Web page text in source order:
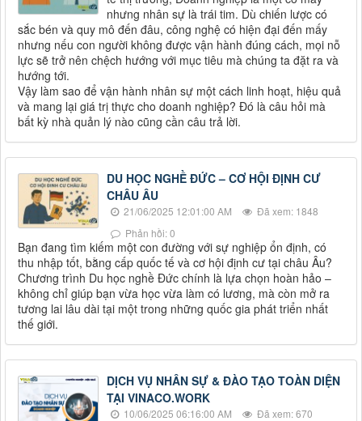
nhưng nhân sự là trái tim. Dù chiến lược có
sắc bén và quy mô đến đâu, công nghệ có hiện đại đến mấy
nhưng nếu con người không được vận hành đúng cách, mọi nỗ
lực sẽ trở nên chệch hướng với mục tiêu mà chúng ta đặt ra và
hướng tới.
Vậy làm sao để vận hành nhân sự một cách linh hoạt, hiệu quả
và mang lại giá trị thực cho doanh nghiệp? Đó là câu hỏi mà
bất kỳ nhà quản lý nào cũng cần câu trả lời.
DU HỌC NGHỀ ĐỨC – CƠ HỘI ĐỊNH CƯ
CHÂU ÂU
21/06/2025 12:01:00 AM
Đã xem: 1848
Phản hồi: 0
Bạn đang tìm kiếm một con đường với sự nghiệp ổn định, có
thu nhập tốt, bằng cấp quốc tế và cơ hội định cư tại châu Âu?
Chương trình Du học nghề Đức chính là lựa chọn hoàn hảo –
không chỉ giúp bạn vừa học vừa làm có lương, mà còn mở ra
tương lai lâu dài tại một trong những quốc gia phát triển nhất
thế giới.
DỊCH VỤ NHÂN SỰ & ĐÀO TẠO TOÀN DIỆN
TẠI VINACO.WORK
10/06/2025 06:16:00 AM
Đã xem: 670